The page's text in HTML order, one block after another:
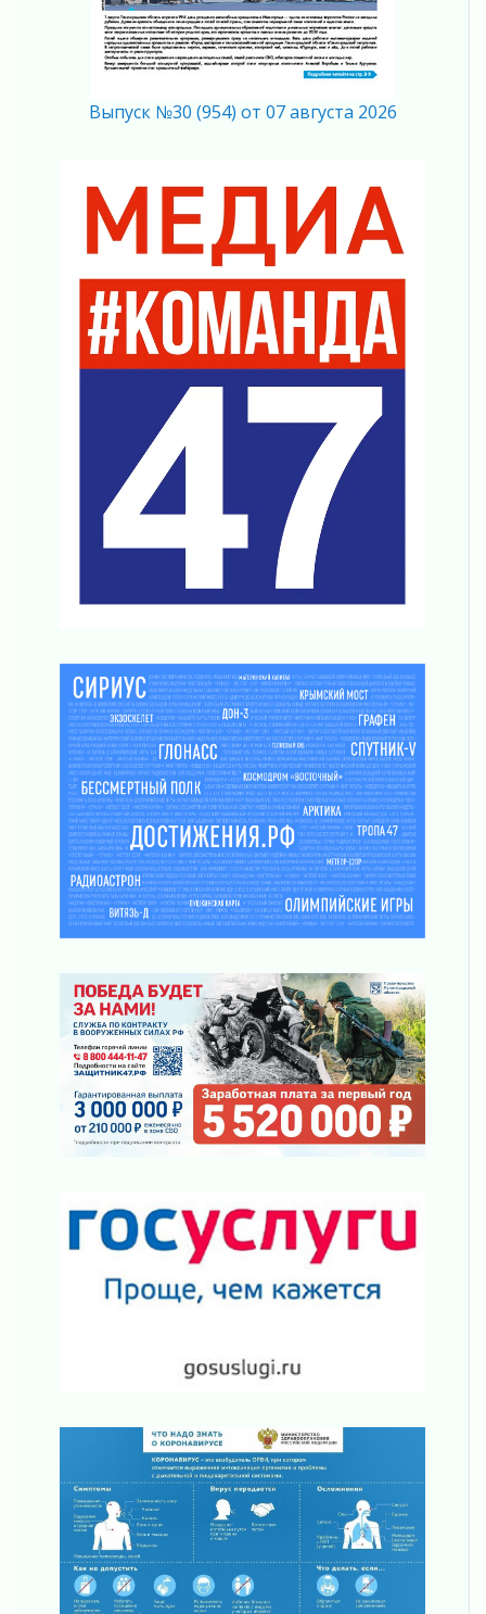
согласие
04 августа 2026
Без риска для здоровья и кошелька
Важная информация
04 августа 2026
Награды нашли строителей
03 августа 2026
Ленобласть повышает производительность
труда в ЖКХ
03 августа 2026
Поддержка волонтерских объединений
03 августа 2026
Ладожский мост полностью закроют на два
Музеи Ленобласти обновляют пространства
03 августа 2026
03 августа 2026
Часть медиков в Ленобласти сможет
рассчитывать на доплату от региона
За сутки в Ленинградской области
ликвидировали 10 пожаров
03 августа 2026
Клюква наливается, но в корзинку пока не
просится
03 августа 2026
Строительные компании Ленобласти
подняли зарплаты почти на 40% за год
03 августа 2026
Шесть новых жизней в честь дня рождения
Ленинградской области
03 августа 2026
03 августа 2026
Ленобласть отмечает День Воздушно-
десантных войск
02 августа 2026
«Активное лето»
02 августа 2026
Ленобласть отметила заслуги жителей перед
регионом и страной
Ладога — не пруд
02 августа 2026
ПСК через Гослуслуги напомнит жителям
Ленинградской области о неоплаченных
Пропавшего подростка нашли в Кировском
районе Ленобласти
Жителям Ленобласти напомнили, как
действовать при укусе клеща
В Ивангороде назвали новых почетных
граждан Ленинградской области
02 августа 2026
Готовность №1
02 августа 2026
Выпуск №30 (954) от 07 августа 2026